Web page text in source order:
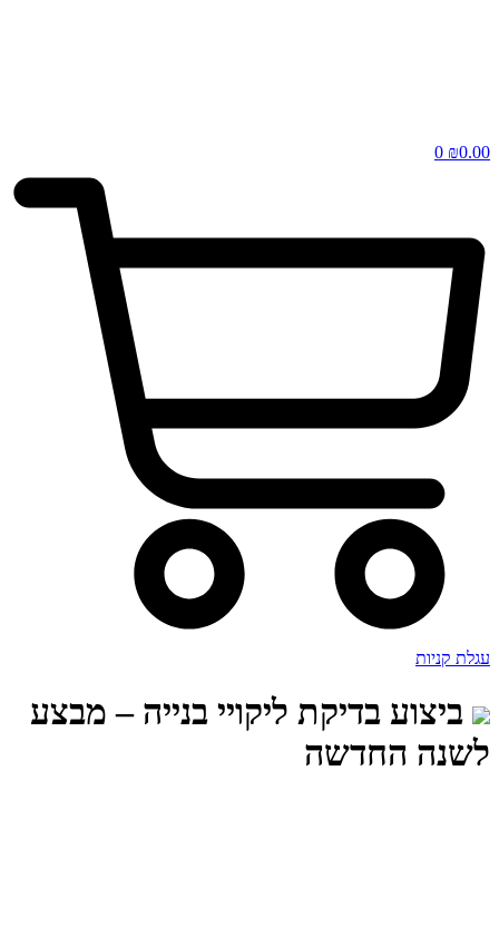
₪0.00
0
עגלת קניות
ביצוע בדיקת ליקויי בנייה – מבצע
לשנה החדשה